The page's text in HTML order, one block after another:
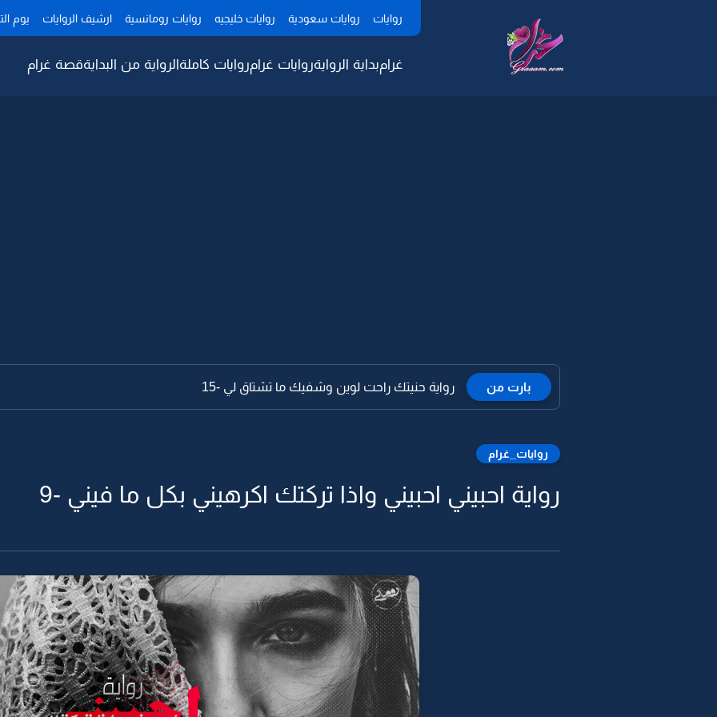
روايات روايات سعودية روايات خليجيه روايات رومانسية ارشيف الروايات يوم
غرامبداية الروايةروايات غرامروايات كاملةالرواية من البدايةقصة غرام
بارت من رواية حنيتك راحت لوين وشفيك ما تشتاق لي -15
روايات_غرام
رواية احبيني احبيني واذا تركتك اكرهيني بكل ما فيني -9